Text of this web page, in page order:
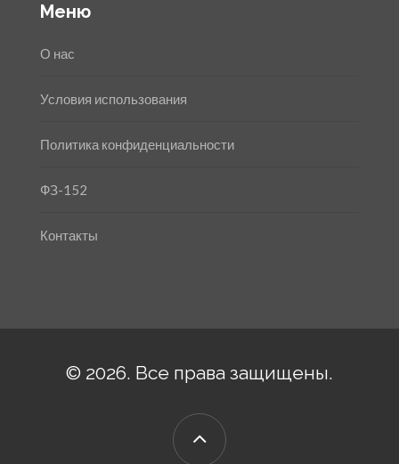
Меню
О нас
Условия использования
Политика конфиденциальности
ФЗ-152
Контакты
© 2026. Все права защищены.